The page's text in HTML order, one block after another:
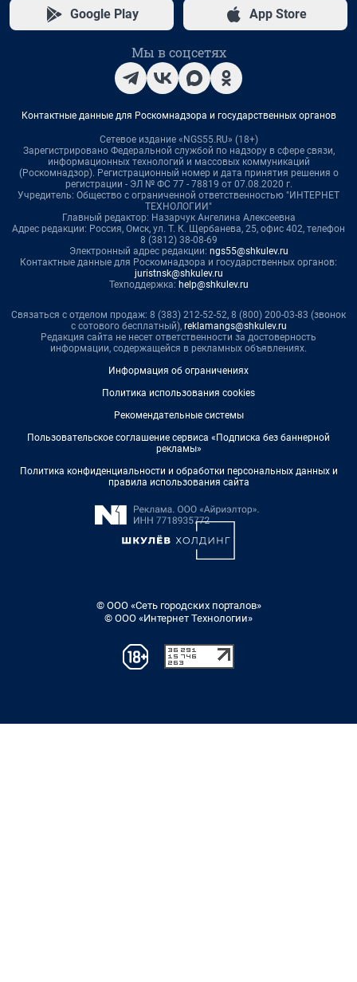
Google Play App Store
Мы в соцсетях
Контактные данные для Роскомнадзора и государственных органов
Сетевое издание «NGS55.RU» (18+)
Зарегистрировано Федеральной службой по надзору в сфере связи,
информационных технологий и массовых коммуникаций
(Роскомнадзор). Регистрационный номер и дата принятия решения о
регистрации - ЭЛ № ФС 77 - 78819 от 07.08.2020 г.
Учредитель: Общество с ограниченной ответственностью "ИНТЕРНЕТ
ТЕХНОЛОГИИ"
Главный редактор: Назарчук Ангелина Алексеевна
Адрес редакции: Россия, Омск, ул. Т. К. Щербанева, 25, офис 402, телефон
8 (3812) 38-08-69
Электронный адрес редакции: ngs55@shkulev.ru
Контактные данные для Роскомнадзора и государственных органов:
juristnsk@shkulev.ru
Техподдержка: help@shkulev.ru
Связаться с отделом продаж: 8 (383) 212-52-52, 8 (800) 200-03-83 (звонок
с сотового бесплатный), reklamangs@shkulev.ru
Редакция сайта не несет ответственности за достоверность
информации, содержащейся в рекламных объявлениях.
Информация об ограничениях
Политика использования cookies
Рекомендательные системы
Пользовательское соглашение сервиса «Подписка без баннерной
рекламы»
Политика конфиденциальности и обработки персональных данных и
правила использования сайта
© ООО «Сеть городских порталов»
© ООО «Интернет Технологии»